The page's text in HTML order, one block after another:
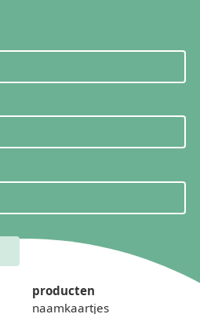
producten
naamkaartjes